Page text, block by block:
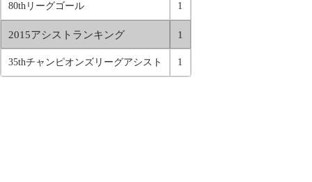
80thリーグゴール 1
2015アシストランキング 1
35thチャンピオンズリーグアシスト 1